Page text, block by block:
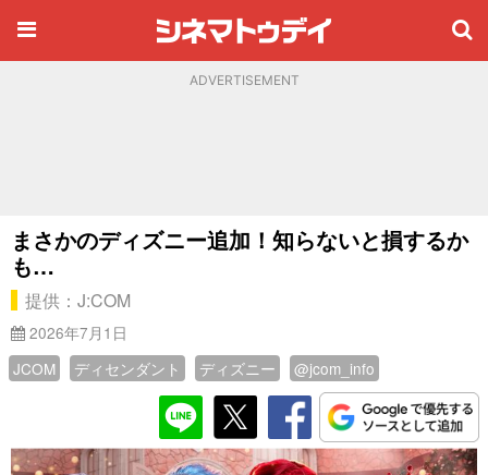
ADVERTISEMENT
まさかのディズニー追加！知らないと損するか
も…
提供：J:COM
2026年7月1日
JCOM
ディセンダント ディズニー @jcom_info